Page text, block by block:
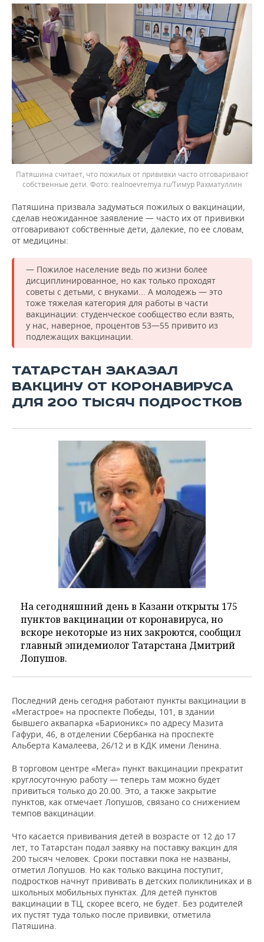
Патяшина считает, что пожилых от прививки часто отговаривают
собственные дети.
realnoevremya.ru/Тимур Рахматуллин
Патяшина призвала задуматься пожилых о вакцинации,
сделав неожиданное заявление — часто их от прививки
отговаривают собственные дети, далекие, по ее словам,
от медицины:
— Пожилое население ведь по жизни более
дисциплинированное, но как только проходят
советы с детьми, с внуками... А молодежь — это
тоже тяжелая категория для работы в части
вакцинации: студенческое сообщество если взять,
у нас, наверное, процентов 53—55 привито из
подлежащих вакцинации.
ТАТАРСТАН ЗАКАЗАЛ
ВАКЦИНУ ОТ КОРОНАВИРУСА
ДЛЯ 200 ТЫСЯЧ ПОДРОСТКОВ
На сегодняшний день в Казани открыты 175
пунктов вакцинации от коронавируса, но
вскоре некоторые из них закроются, сообщил
главный эпидемиолог Татарстана Дмитрий
Лопушов.
Последний день сегодня работают пункты вакцинации в
«Мегастрое» на проспекте Победы, 101, в здании
бывшего аквапарка «Барионикс» по адресу Мазита
Гафури, 46, в отделении Сбербанка на проспекте
Альберта Камалеева, 26/12 и в КДК имени Ленина.
В торговом центре «Мега» пункт вакцинации прекратит
круглосуточную работу — теперь там можно будет
привиться только до 20.00. Это, а также закрытие
пунктов, как отмечает Лопушов, связано со снижением
темпов вакцинации.
Что касается прививания детей в возрасте от 12 до 17
лет, то Татарстан подал заявку на поставку вакцин для
200 тысяч человек. Сроки поставки пока не названы,
отметил Лопушов. Но как только вакцина поступит,
подростков начнут прививать в детских поликлиниках и в
школьных мобильных пунктах. Для детей пунктов
вакцинации в ТЦ, скорее всего, не будет. Без родителей
их пустят туда только после прививки, отметила
Патяшина.